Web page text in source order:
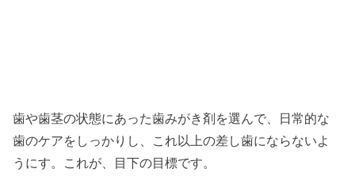
歯や歯茎の状態にあった歯みがき剤を選んで、日常的な
歯のケアをしっかりし、これ以上の差し歯にならないよ
うにす。これが、目下の目標です。